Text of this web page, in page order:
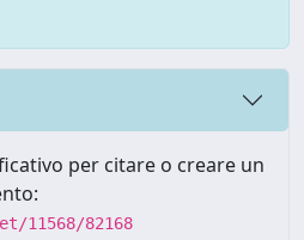
per citare o creare un
11568/82168